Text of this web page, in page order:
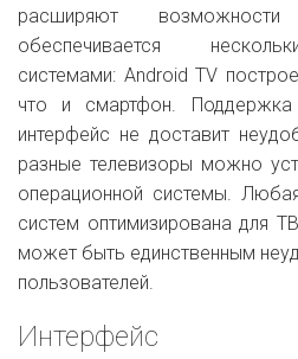
расширяют
обеспечивается
системами: Android TV
что и смартфон.
интерфейс не доставит
разные телевизоры можно
операционной системы.
систем оптимизирована для
может быть единственным
пользователей.
Интерфейс